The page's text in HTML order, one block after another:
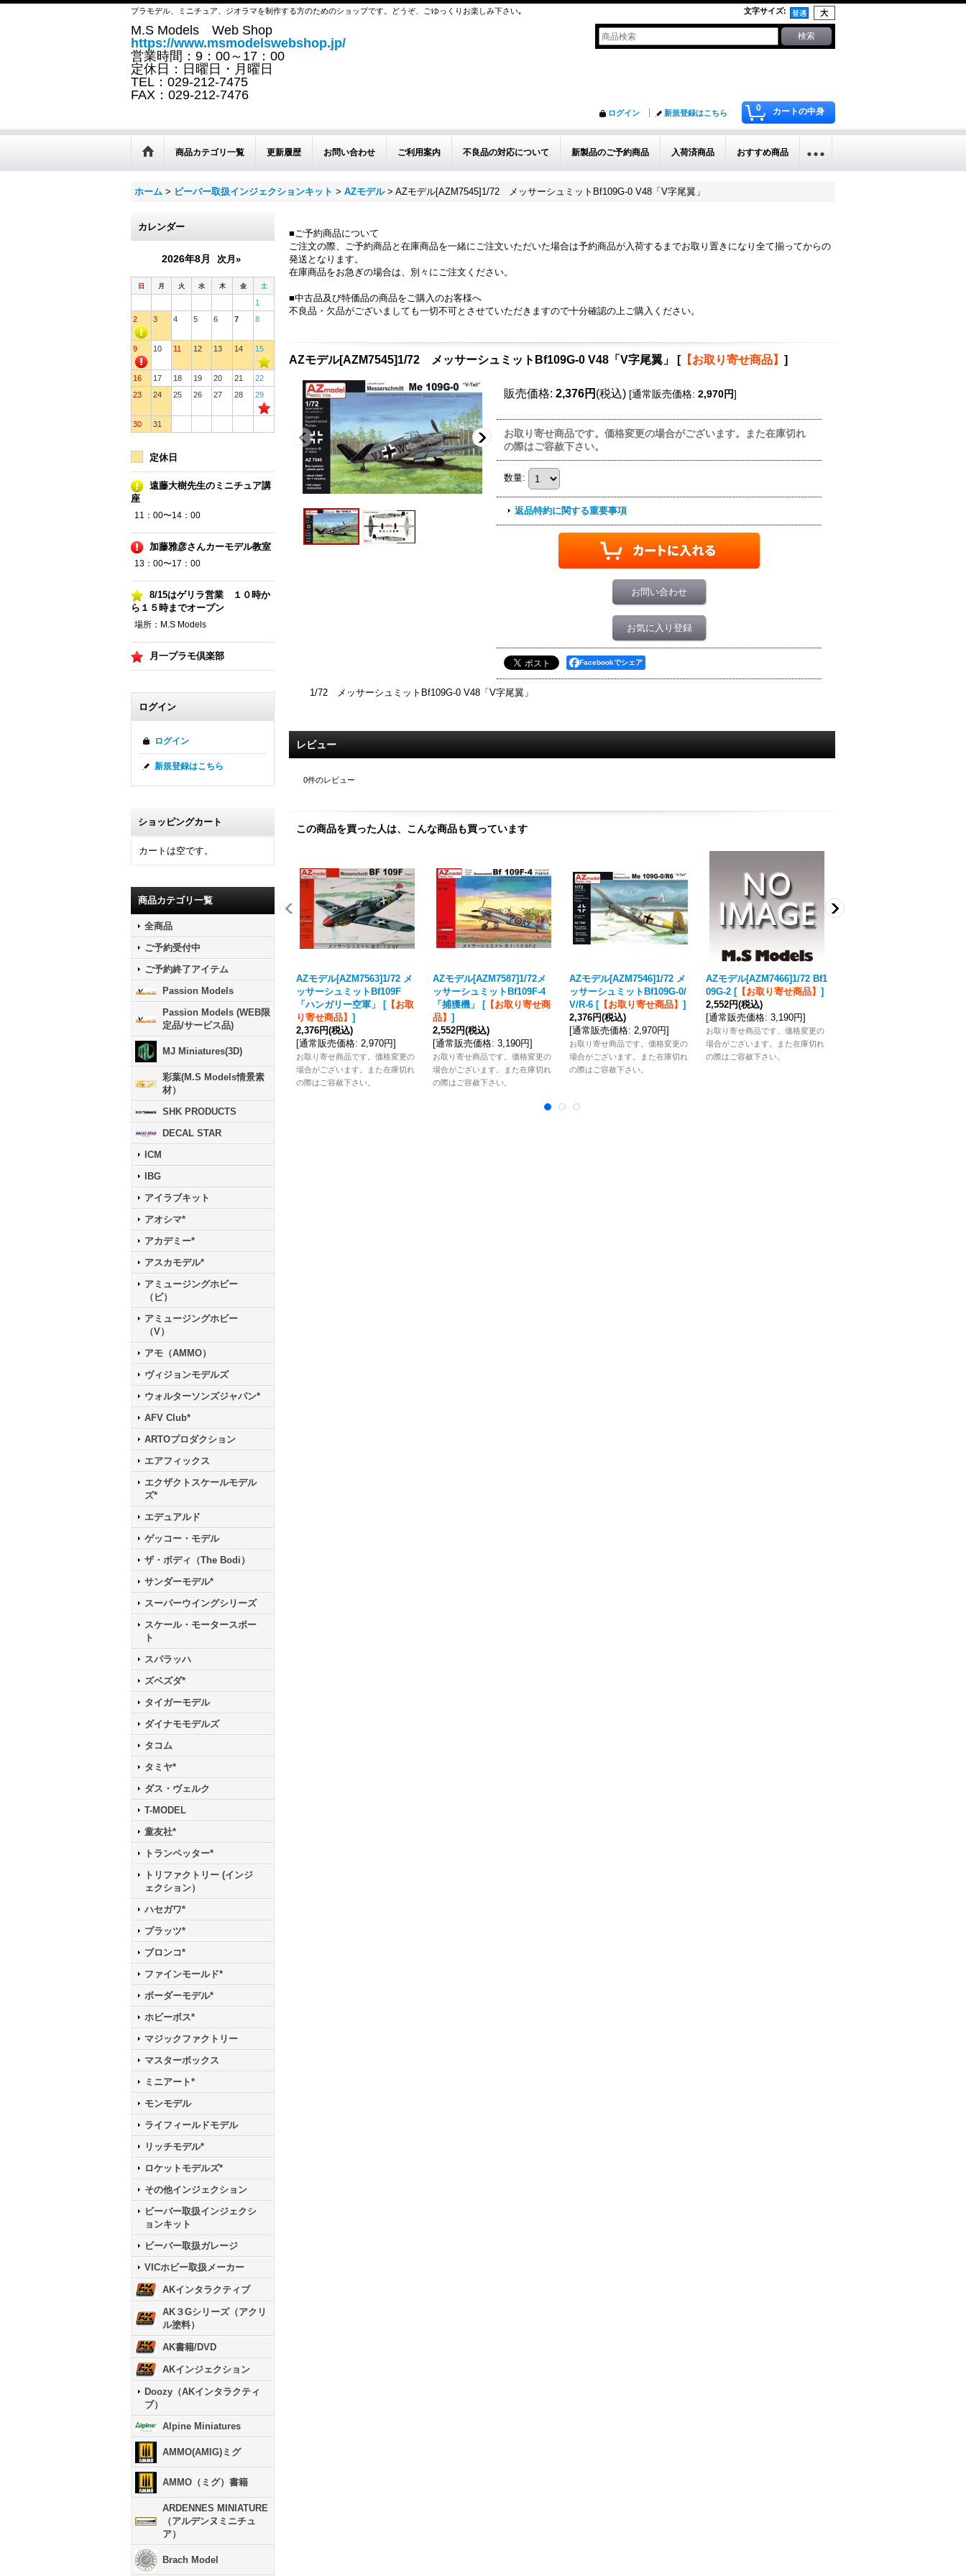
プラモデル、ミニチュア、ジオラマを制作する方のためのショップです。どうぞ、ごゆっくりお楽しみ下さい｡ 文字サイズ:
M.S Models Web Shop
https://www.msmodelswebshop.jp/
営業時間：9：00～17：00
定休日：日曜日・月曜日
TEL：029-212-7475
FAX：029-212-7476
0 カートの中身
ログイン 新規登録はこちら
商品カテゴリ一覧 更新履歴 お問い合わせ ご利用案内 不良品の対応について 新製品のご予約商品 入荷済商品 おすすめ商品
ホーム > ビーバー取扱インジェクションキット > AZモデル > AZモデル[AZM7545]1/72 メッサーシュミットBf109G-0 V48「V字尾翼」
カレンダー
2026年8月 次月»
日 月 火 水 木 金 土
1
2
3 4 5 6 7 8
9 10 11 12 13 14 15
16 17 18 19 20 21
22
23
24 25 26 27 28 29
30 31
定休日
遠藤大樹先生のミニチュア講
座
11：00〜14：00
加藤雅彦さんカーモデル教室
13：00〜17：00
8/15はゲリラ営業 １０時か
ら１５時までオープン
場所：M.S Models
月一プラモ倶楽部
ログイン
ログイン
新規登録はこちら
ショッピングカート
カートは空です。
商品カテゴリ一覧
全商品
ご予約受付中
ご予約終了アイテム
Passion Models
Passion Models (WEB限
定品/サービス品)
MJ Miniatures(3D)
彩葉(M.S Models情景素
材）
SHK PRODUCTS
DECAL STAR
ICM
IBG
アイラブキット
アオシマ*
アカデミー*
アスカモデル*
アミュージングホビー
（ビ）
アミュージングホビー
（V）
アモ（AMMO）
ヴィジョンモデルズ
ウォルターソンズジャパン*
AFV Club*
ARTOプロダクション
エアフィックス
エクザクトスケールモデル
ズ*
エデュアルド
ゲッコー・モデル
ザ・ボディ（The Bodi）
サンダーモデル*
スーパーウイングシリーズ
スケール・モータースポー
ト
スパラッハ
ズベズダ*
タイガーモデル
ダイナモモデルズ
タコム
タミヤ*
ダス・ヴェルク
T-MODEL
童友社*
トランペッター*
トリファクトリー (インジ
ェクション）
ハセガワ*
プラッツ*
ブロンコ*
ファインモールド*
ボーダーモデル*
ホビーボス*
マジックファクトリー
マスターボックス
ミニアート*
モンモデル
ライフィールドモデル
リッチモデル*
ロケットモデルズ*
その他インジェクション
ビーバー取扱インジェクシ
ョンキット
ビーバー取扱ガレージ
VICホビー取扱メーカー
AKインタラクティブ
AK３Gシリーズ（アクリ
ル塗料）
AK書籍/DVD
AKインジェクション
Doozy（AKインタラクティ
ブ）
Alpine Miniatures
AMMO(AMIG)ミグ
AMMO（ミグ）書籍
ARDENNES MINIATURE
（アルデンヌミニチュ
ア）
Brach Model
■ご予約商品について
ご注文の際、ご予約商品と在庫商品を一緒にご注文いただいた場合は予約商品が入荷するまでお取り置きになり全て揃ってからの
発送となります。
在庫商品をお急ぎの場合は、別々にご注文ください。
■中古品及び特価品の商品をご購入のお客様へ
不良品・欠品がございましても一切不可とさせていただきますので十分確認の上ご購入ください。
AZモデル[AZM7545]1/72 メッサーシュミットBf109G-0 V48「V字尾翼」 [【お取り寄せ商品】 ]
販売価格: 2,376円 (税込) [通常販売価格: 2,970円]
お取り寄せ商品です。価格変更の場合がございます。また在庫切れ
の際はご容赦下さい。
数量:
返品特約に関する重要事項
お問い合わせ
お気に入り登録
Facebookでシェア
1/72 メッサーシュミットBf109G-0 V48「V字尾翼」
レビュー
0件のレビュー
この商品を買った人は、こんな商品も買っています
AZモデル[AZM7563]1/72 メ
ッサーシュミットBf109F
「ハンガリー空軍」
[【お取
り寄せ商品】 ]
2,376円(税込)
[通常販売価格: 2,970円]
お取り寄せ商品です。価格変更の
場合がございます。また在庫切れ
の際はご容赦下さい。
AZモデル[AZM7587]1/72メ
ッサーシュミットBf109F-4
「捕獲機」
[【お取り寄せ商
品】 ]
2,552円(税込)
[通常販売価格: 3,190円]
お取り寄せ商品です。価格変更の
場合がございます。また在庫切れ
の際はご容赦下さい。
AZモデル[AZM7546]1/72 メ
ッサーシュミットBf109G-0/
V/R-6 [【お取り寄せ商品】 ]
2,376円(税込)
[通常販売価格: 2,970円]
お取り寄せ商品です。価格変更の
場合がございます。また在庫切れ
の際はご容赦下さい。
AZモデル[AZM7466]1/72 Bf1
09G-2 [【お取り寄せ商品】 ]
2,552円(税込)
[通常販売価格: 3,190円]
お取り寄せ商品です。価格変更の
場合がございます。また在庫切れ
の際はご容赦下さい。